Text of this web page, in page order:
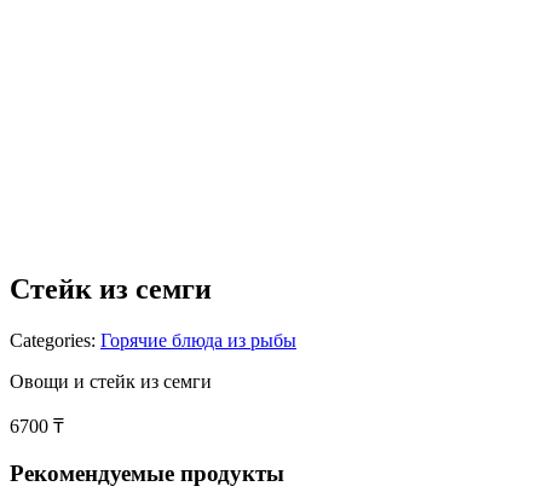
Стейк из семги
Categories: Горячие блюда из рыбы
Овощи и стейк из семги
6700 ₸
Рекомендуемые продукты